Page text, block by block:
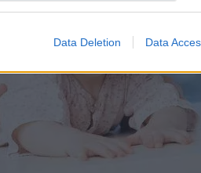
Data Deletion Data